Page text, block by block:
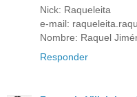
Nick: Raqueleita
e-mail:
Nombre: Raquel
Responder